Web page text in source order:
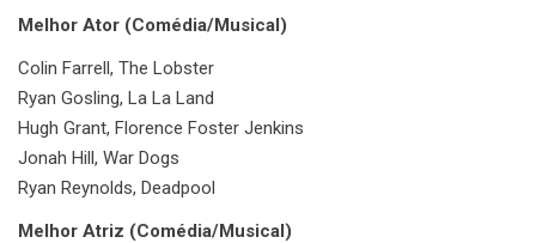
Melhor Ator (Comédia/Musical)
Colin Farrell, The Lobster
Ryan Gosling, La La Land
Hugh Grant, Florence Foster Jenkins
Jonah Hill, War Dogs
Ryan Reynolds, Deadpool
Melhor Atriz (Comédia/Musical)